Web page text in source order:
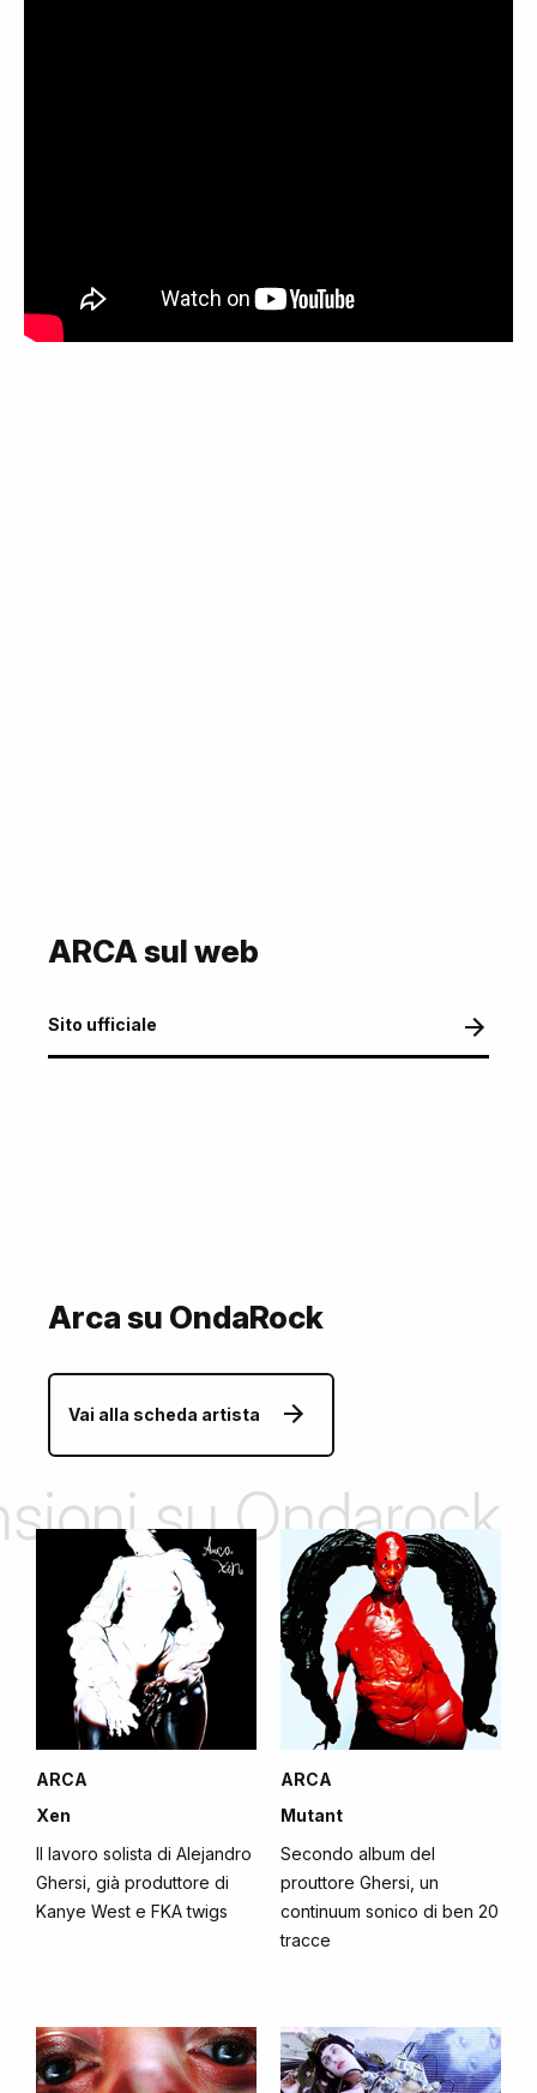
ARCA sul web
Sito ufficiale
Arca su OndaRock
Vai alla scheda artista
su Ondarock
ARCA
Xen
Il lavoro solista di Alejandro
Ghersi, già produttore di
Kanye West e FKA twigs
ARCA
Mutant
Secondo album del
prouttore Ghersi, un
continuum sonico di ben 20
tracce